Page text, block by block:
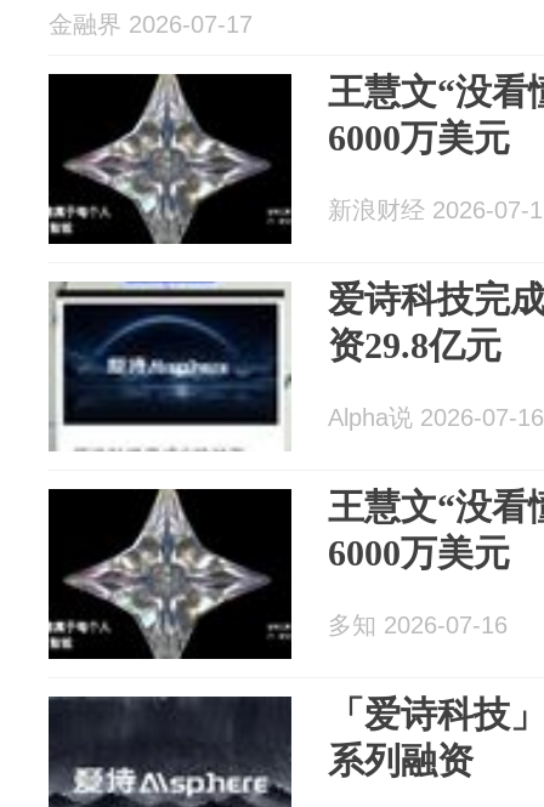
金融界 2026-07-17
王慧文“没看
6000万美元
新浪财经 2026-07-
爱诗科技完
资29.8亿元
Alpha说 2026-07-16
王慧文“没看
6000万美元
多知 2026-07-16
「爱诗科技
系列融资